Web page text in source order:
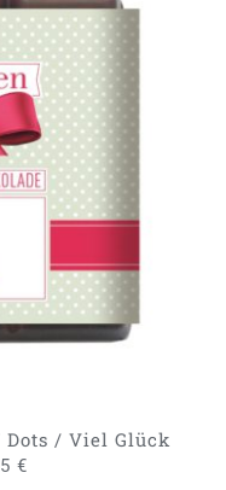
DIESES
PRODUKT
WEIST
MEHRERE
AUF.
DIE
OPTIONEN
KÖNNEN
GEWÄHLT
/
/ Viel Glück
€